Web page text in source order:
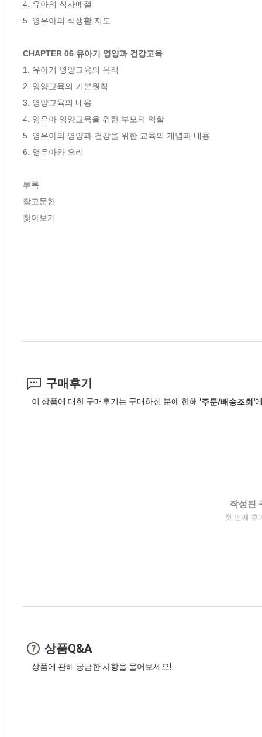
4. 유아의 식사예절
5. 영유아의 식생활 지도
CHAPTER 06 유아기 영양과 건강교육
1. 유아기 영양교육의 목적
2. 영양교육의 기본원칙
3. 영양교육의 내용
4. 영유아 영양교육을 위한 부모의 역할
5. 영유아의 영양과 건강을 위한 교육의 개념과 내용
6. 영유아와 요리
부록
참고문헌
찾아보기
구매후기
이 상품에 대한 구매후기는 구매하신 분에 한해 '주문/배송조회'
작성된
첫 번째 후
상품Q&A
상품에 관해 궁금한 사항을 물어보세요!